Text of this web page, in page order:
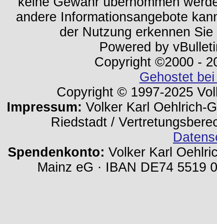
andere Informationsangebote
der Nutzung erkennen
Powered by
Copyright ©2000 -
Gehostet
Copyright © 1997-2025
Impressum: Volker Karl Oehlrich-
Riedstadt /
Spendenkonto: Volker Karl
Mainz eG · IBAN DE74 5519